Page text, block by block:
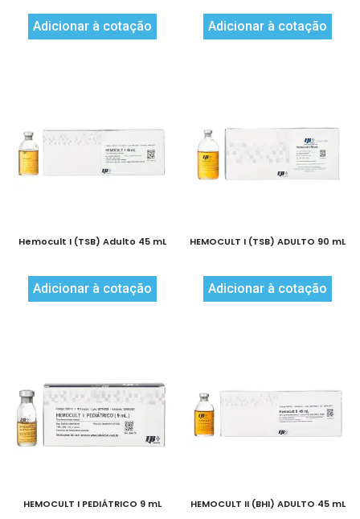
Adicionar à cotação Adicionar à cotação
Hemocult I (TSB) Adulto 45 mL
Adicionar à cotação
HEMOCULT I (TSB) ADULTO 90 mL
Adicionar à cotação
HEMOCULT I PEDIÁTRICO 9 mL HEMOCULT II (BHI) ADULTO 45 mL